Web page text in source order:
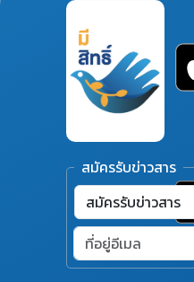
สมัครรับข่าวสาร